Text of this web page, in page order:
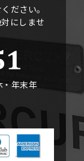
ださい。
にしませ
年末年